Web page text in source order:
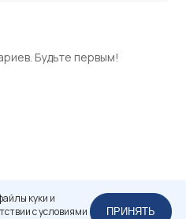
Будьте первым!
куки и
с условиями
ПРИНЯТЬ